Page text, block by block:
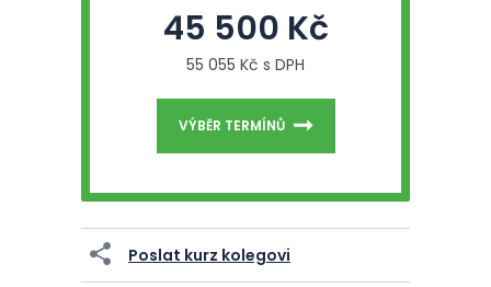
45 500 Kč
55 055 Kč s DPH
VÝBĚR TERMÍNŮ
Poslat kurz kolegovi